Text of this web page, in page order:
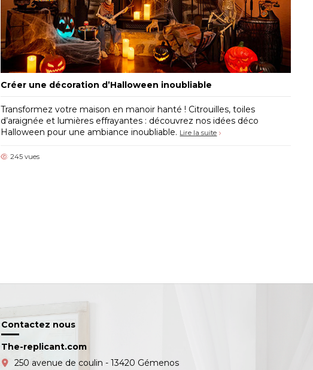
Créer une décoration d’Halloween inoubliable
Transformez votre maison en manoir hanté ! Citrouilles, toiles
d’araignée et lumières effrayantes : découvrez nos idées déco
Halloween pour une ambiance inoubliable. Lire la suite
245 vues
Contactez nous
The-replicant.com
250 avenue de coulin - 13420 Gémenos